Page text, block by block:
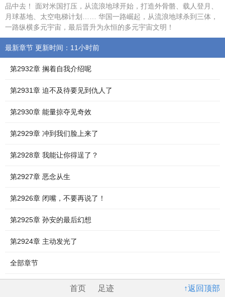
品中去！ 面对米国打压，从流浪地球开始，打造外骨骼、载人登月、
月球基地、太空电梯计划…… 华国一路崛起，从流浪地球杀到三体，
一路纵横多元宇宙，最后晋升为永恒的多元宇宙文明！
最新章节 更新时间：11小时前
第2932章 搁着自我介绍呢
第2931章 迫不及待要见到仇人了
第2930章 能量掠夺见奇效
第2929章 冲到我们脸上来了
第2928章 我能让你得逞了？
第2927章 恶念从生
第2926章 闭嘴，不要再说了！
第2925章 孙安的最后幻想
第2924章 主动发光了
全部章节
↑返回顶部
首页 足迹